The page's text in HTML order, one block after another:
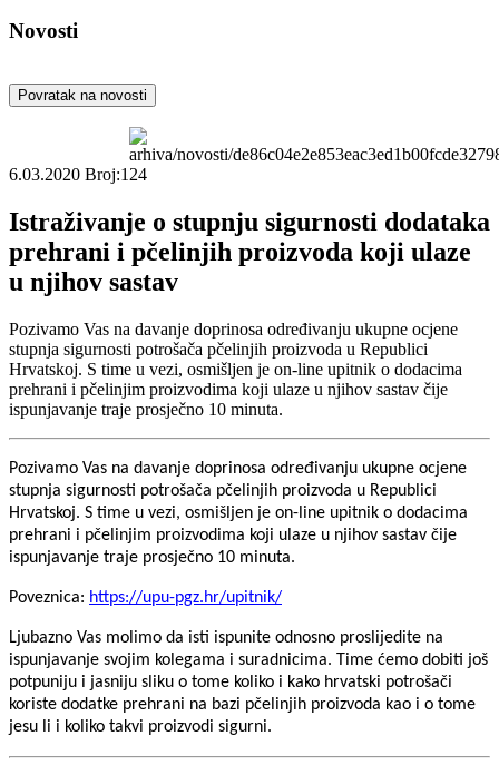
Novosti
Povratak na novosti
6.03.2020 Broj:124
Istraživanje o stupnju sigurnosti dodataka
prehrani i pčelinjih proizvoda koji ulaze
u njihov sastav
Pozivamo Vas na davanje doprinosa određivanju ukupne ocjene
stupnja sigurnosti potrošača pčelinjih proizvoda u Republici
Hrvatskoj. S time u vezi, osmišljen je on-line upitnik o dodacima
prehrani i pčelinjim proizvodima koji ulaze u njihov sastav čije
ispunjavanje traje prosječno 10 minuta.
Pozivamo Vas na davanje doprinosa određivanju ukupne ocjene
stupnja sigurnosti potrošača pčelinjih proizvoda u Republici
Hrvatskoj. S time u vezi, osmišljen je on-line upitnik o dodacima
prehrani i pčelinjim proizvodima koji ulaze u njihov sastav čije
ispunjavanje traje prosječno 10 minuta.
Poveznica: https://upu-pgz.hr/upitnik/
Ljubazno Vas molimo da isti ispunite odnosno proslijedite na
ispunjavanje svojim kolegama i suradnicima. Time ćemo dobiti još
potpuniju i jasniju sliku o tome koliko i kako hrvatski potrošači
koriste dodatke prehrani na bazi pčelinjih proizvoda kao i o tome
jesu li i koliko takvi proizvodi sigurni.